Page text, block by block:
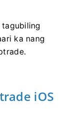
ka nang
iOS